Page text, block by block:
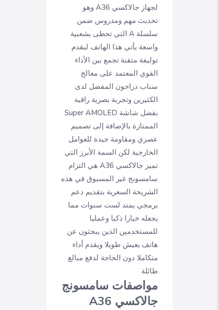
لجهاز جالاكسي A36 وهو
تحديث مهم ومدروس ضمن
سلسلة A التي تحظى بشعبية
واسعة يأتي هذا الهاتف ليقدم
توليفة متقنة تجمع بين الأداء
القوي المعتمد على معالج
سناب دراجون المفضل لدى
الكثيرين وتجربة بصرية راقية
بفضل شاشة Super AMOLED
الممتازة بالإضافة إلى تصميم
عصري ومقاومة جيدة للعوامل
الخارجية لكن السمة الأبرز التي
تميز جالاكسي A36 هي التزام
سامسونج غير المسبوق في هذه
الشريحة السعرية بتقديم دعم
برمجي يمتد لست سنوات مما
يجعله خيارا ذكيا وعمليا
للمستخدمين الذين يبحثون عن
هاتف يعيش طويلا ويقدم أداء
متكاملا دون الحاجة لدفع مبالغ
طائلة
مواصفات سامسونج
جالاكسي A36